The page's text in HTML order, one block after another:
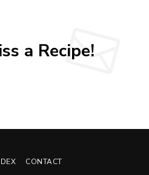
a Recipe!
CONTACT